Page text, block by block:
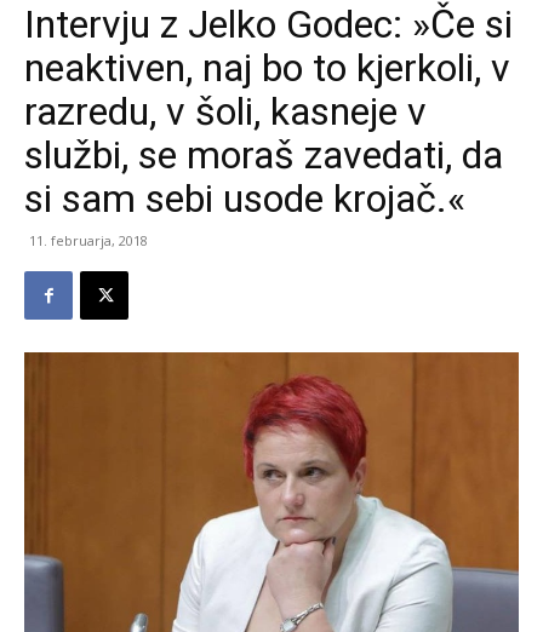
Intervju z Jelko Godec: »Če si
neaktiven, naj bo to kjerkoli, v
razredu, v šoli, kasneje v
službi, se moraš zavedati, da
si sam sebi usode krojač.«
11. februarja, 2018